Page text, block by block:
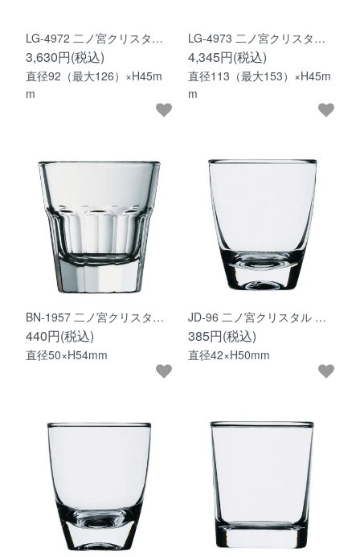
LG-4972 二ノ宮クリスタ…
3,630円(税込)
直径92（最大126）×H45m
m
LG-4973 二ノ宮クリスタ…
4,345円(税込)
直径113（最大153）×H45m
m
BN-1957 二ノ宮クリスタ…
440円(税込)
直径50×H54mm
JD-96 二ノ宮クリスタル …
385円(税込)
直径42×H50mm